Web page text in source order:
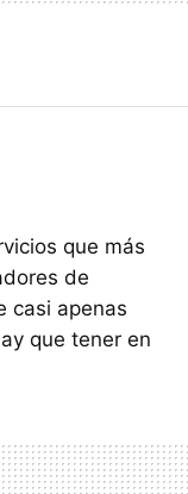
que más
de
casi apenas
que tener en